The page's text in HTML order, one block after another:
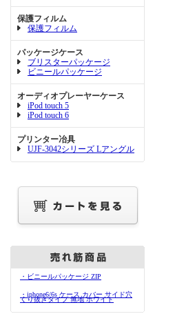
保護フィルム
保護フィルム
パッケージケース
ブリスターパッケージ
ビニールパッケージ
オーディオプレーヤーケース
iPod touch 5
iPod touch 6
プリンター冶具
UJF-3042シリーズ Lアングル
・ビニールパッケージ ZIP
・iphone6/6s ケース カバー サイド穴
くり抜きタイプ 無地 ホワイト